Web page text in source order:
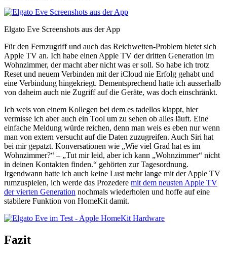
Elgato Eve Screenshots aus der App
Für den Fernzugriff und auch das Reichweiten-Problem bietet sich
Apple TV an. Ich habe einen Apple TV der dritten Generation im
Wohnzimmer, der macht aber nicht was er soll. So habe ich trotz
Reset und neuem Verbinden mit der iCloud nie Erfolg gehabt und
eine Verbindung hingekriegt. Dementsprechend hatte ich ausserhalb
von daheim auch nie Zugriff auf die Geräte, was doch einschränkt.
Ich weis von einem Kollegen bei dem es tadellos klappt, hier
vermisse ich aber auch ein Tool um zu sehen ob alles läuft. Eine
einfache Meldung würde reichen, denn man weis es eben nur wenn
man von extern versucht auf die Daten zuzugreifen. Auch Siri hat
bei mir gepatzt. Konversationen wie „Wie viel Grad hat es im
Wohnzimmer?“ – „Tut mir leid, aber ich kann „Wohnzimmer“ nicht
in deinen Kontakten finden.“ gehörten zur Tagesordnung.
Irgendwann hatte ich auch keine Lust mehr lange mit der Apple TV
rumzuspielen, ich werde das Prozedere mit dem neusten Apple TV
der vierten Generation nochmals wiederholen und hoffe auf eine
stabilere Funktion von HomeKit damit.
Fazit